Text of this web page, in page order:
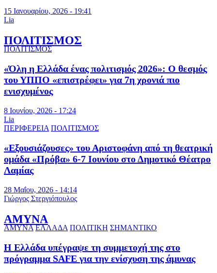
15 Ιανουαρίου, 2026 - 19:41
Lia
ΠΟΛΙΤΙΣΜΟΣ
ΠΟΛΙΤΙΣΜΟΣ
«Όλη η Ελλάδα ένας πολιτισμός 2026»: Ο θεσμός
του ΥΠΠΟ «επιστρέφει» για 7η χρονιά πιο
ενισχυμένος
8 Ιουνίου, 2026 - 17:24
Lia
ΠΕΡΙΦΕΡΕΙΑ ΠΟΛΙΤΙΣΜΟΣ
«Εξουσιάζουσες» του Αριστοφάνη από τη θεατρική
ομάδα «Πρόβα» 6-7 Ιουνίου στο Δημοτικό Θέατρο
Λαμίας
28 Μαΐου, 2026 - 14:14
Γιώργος Στεργιόπουλος
ΑΜΥΝΑ
ΑΜΥΝΑ ΕΛΛΑΔΑ ΠΟΛΙΤΙΚΗ ΣΗΜΑΝΤΙΚΟ
Η Ελλάδα υπέγραψε τη συμμετοχή της στο
πρόγραμμα SAFE για την ενίσχυση της άμυνας